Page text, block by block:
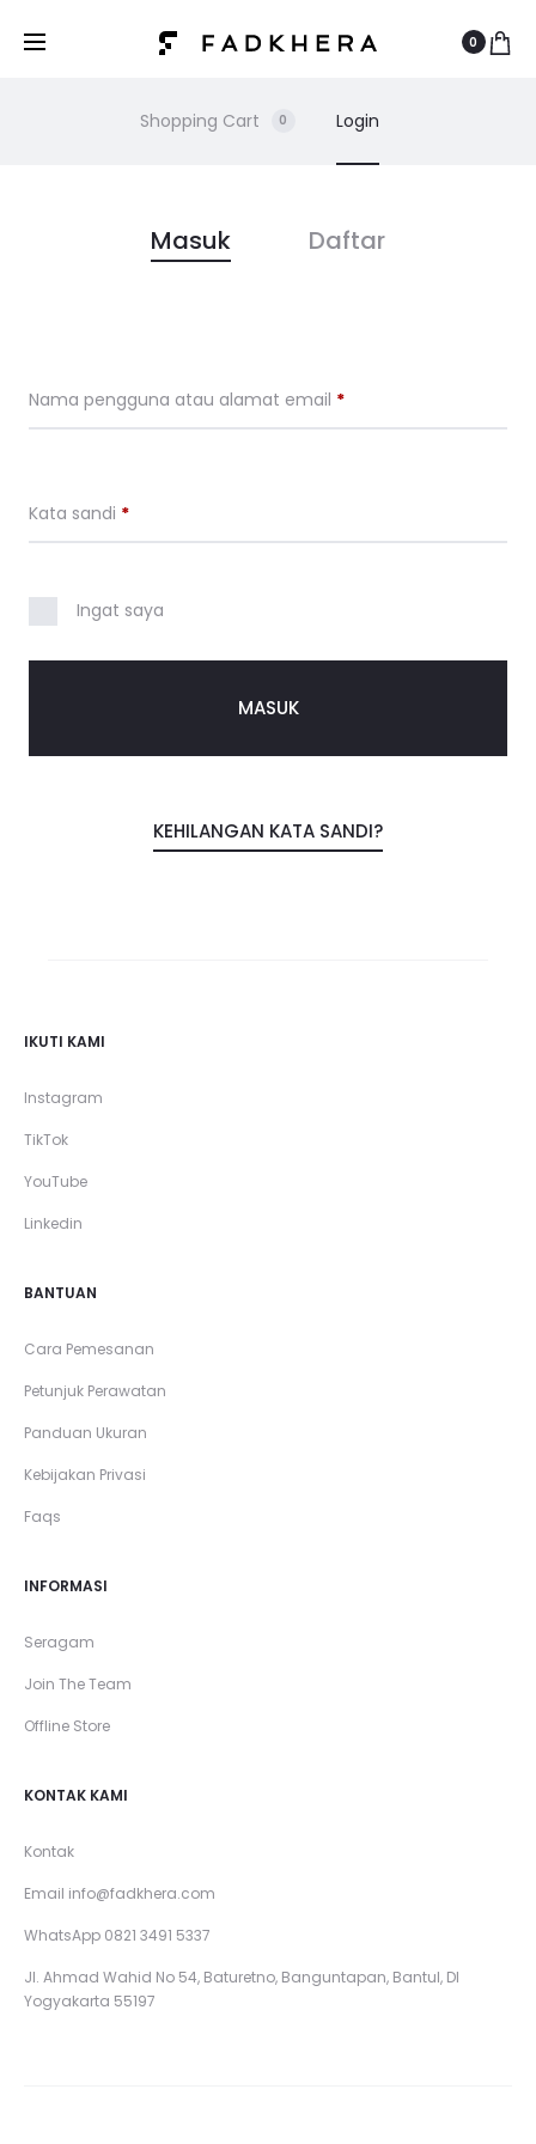
0
Shopping Cart 0 Login
u
n
S
y
Masuk Daftar
Nama pengguna atau alamat email *Wajib
Kata sandi *Wajib
Ingat saya
MASUK
KEHILANGAN KATA SANDI?
IKUTI KAMI
Instagram
TikTok
YouTube
Linkedin
BANTUAN
Cara Pemesanan
Petunjuk Perawatan
Panduan Ukuran
Kebijakan Privasi
Faqs
INFORMASI
Seragam
Join The Team
Offline Store
KONTAK KAMI
Kontak
Email info@fadkhera.com
WhatsApp 0821 3491 5337
Jl. Ahmad Wahid No 54, Baturetno, Banguntapan, Bantul, DI
Yogyakarta 55197